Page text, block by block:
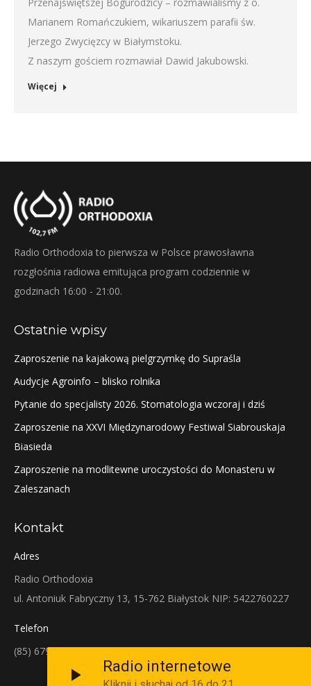
Marianem Romańczukiem, wikariuszem parafii św.
Jerzego Zwycięzcy w Białymstoku.
Z naszym gościem rozmawiał Dawid Jakubowski.
Więcej
Radio Orthodoxia to pierwsza w Polsce prawosławna
rozgłośnia radiowa emitująca program codziennie w
godzinach 16:00 - 21:00.
Ostatnie wpisy
Zaproszenie na kajakową pielgrzymkę do Supraśla
Audycje Agroinfo – blisko rolnika
Pytanie do specjalisty 2026. Stomatologia wczoraj i dziś
Zaproszenie na XXVI Międzynarodowy Festiwal Siabrouskaja
Biasieda
Zaproszenie na modlitewne uroczystości do Monasteru w
Zaleszanach
Kontakt
Adres
Radio Orthodoxia
ul. Antoniuk Fabryczny 13, 15-762 Białystok NIP: 5422760227
Telefon
(85) 679-38-38
Radio internetowe